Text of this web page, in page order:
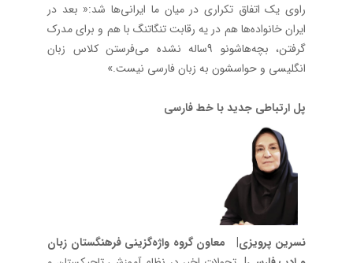
راوی یک اتفاق تکراری در میان ما ایرانی‌ها شد:« بعد در
ایران خانواده‌ها هم در یه رقابت تنگاتنگ با هم و برای مدرک
گرفتن، بچه‌هاشونو 9ساله نشده می‌فرستن کلاس زبان
انگلیسی و حواسشون به زبان فارسی نیست.»
پل ارتباطی جدید با خط فارسی
نسرین پرویزی| معاون گروه واژه‌گزینی فرهنگستان زبان